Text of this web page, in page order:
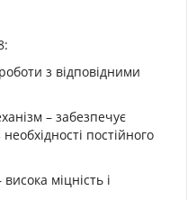
з відповідними
– забезпечує
постійного
міцність і